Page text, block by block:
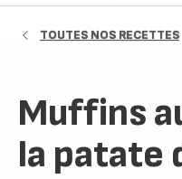
TOUTES NOS RECETTES
Muffins
la patate